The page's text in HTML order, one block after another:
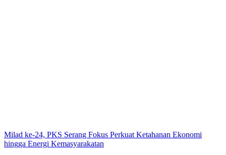
Milad ke-24, PKS Serang Fokus Perkuat Ketahanan Ekonomi
hingga Energi Kemasyarakatan